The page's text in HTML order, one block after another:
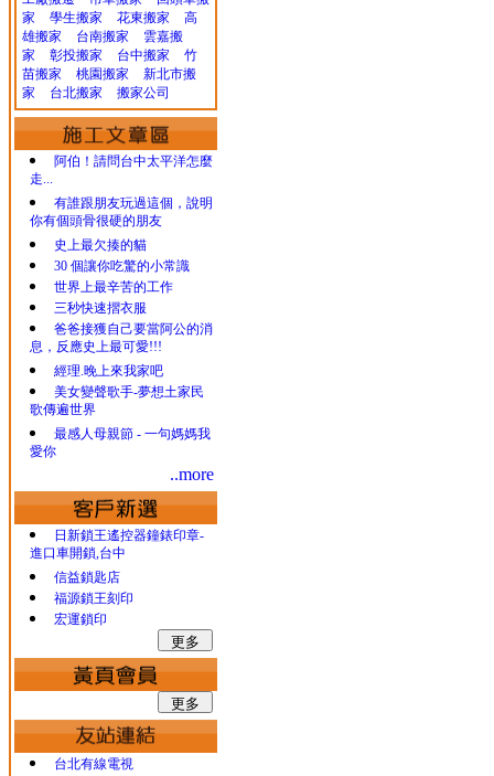
家
學生搬家 花東搬家
高
雄搬家
台南搬家
雲嘉搬
家
彰投搬家 台中搬家
竹
苗搬家
桃園搬家
新北市搬
家
台北搬家 搬家公司
阿伯！請問台中太平洋怎麼
走...
有誰跟朋友玩過這個，說明
你有個頭骨很硬的朋友
史上最欠揍的貓
30 個讓你吃驚的小常識
世界上最辛苦的工作
三秒快速摺衣服
爸爸接獲自己要當阿公的消
息，反應史上最可愛!!!
經理.晚上來我家吧
美女變聲歌手-夢想土家民
歌傳遍世界
最感人母親節 - 一句媽媽我
愛你
..more
日新鎖王遙控器鐘錶印章-
進口車開鎖,台中
信益鎖匙店
福源鎖王刻印
宏運鎖印
台北有線電視